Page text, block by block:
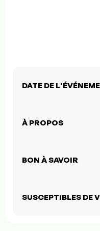
DATE DE
À PROPOS
BON À SAVOIR
SUSCEPTIBLES DE